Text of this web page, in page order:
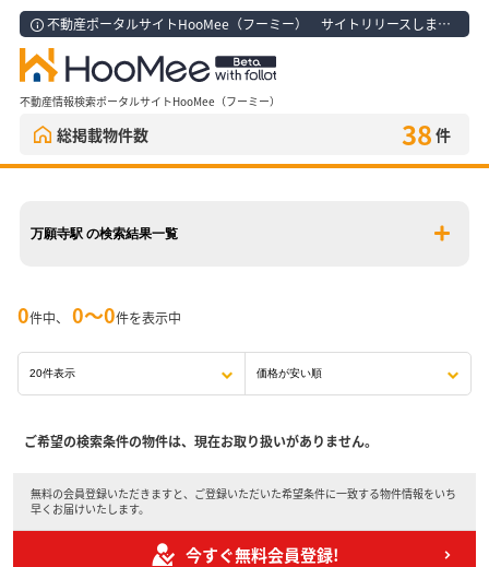
不動産ポータルサイトHooMee（フーミー） サイトリリースしました！
不動産情報検索ポータルサイトHooMee（フーミー）
総掲載物件数 38 件
万願寺駅 の検索結果一覧
0件中、 0〜0件を表示中
ご希望の検索条件の物件は、現在お取り扱いがありません。
無料の会員登録いただきますと、ご登録いただいた希望条件に一致する物件情報をいち
早くお届けいたします。
今すぐ無料会員登録!